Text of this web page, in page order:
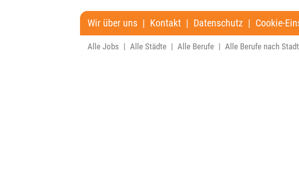
Wir über uns | Kontakt | Datenschutz | Cookie-
Alle Jobs | Alle Städte | Alle Berufe | Alle Berufe nach Stadt